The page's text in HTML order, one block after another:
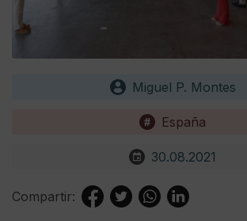
Miguel P. Montes
España
30.08.2021
Compartir: